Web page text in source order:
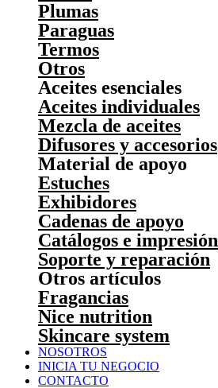
Plumas
Paraguas
Termos
Otros
Aceites esenciales
Aceites individuales
Mezcla de aceites
Difusores y accesorios
Material de apoyo
Estuches
Exhibidores
Cadenas de apoyo
Catálogos e impresión
Soporte y reparación
Otros artículos
Fragancias
Nice nutrition
Skincare system
NOSOTROS
INICIA TU NEGOCIO
CONTACTO